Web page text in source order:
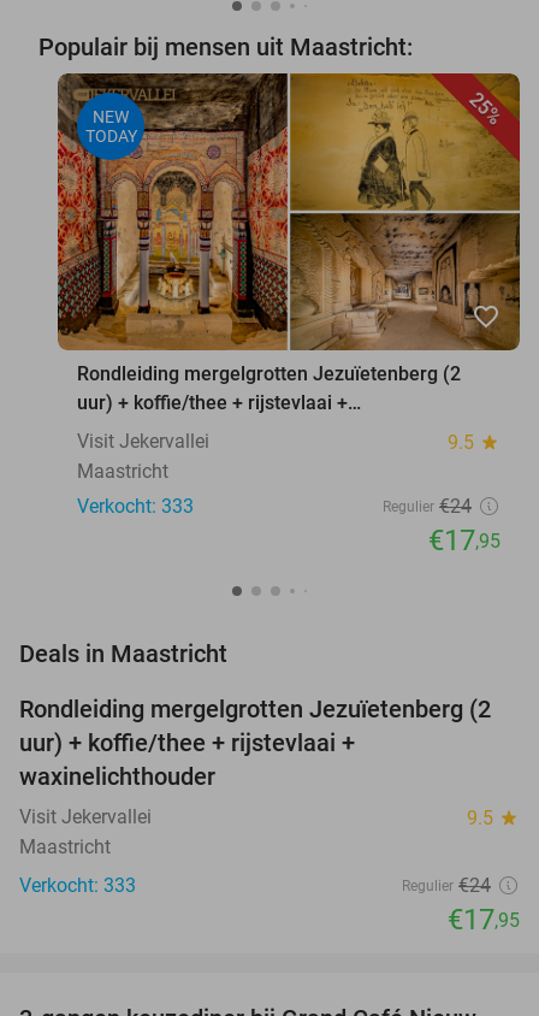
Populair bij mensen uit Maastricht:
25%
NEW
TODAY
favorite_border
Rondleiding mergelgrotten Jezuïetenberg (2
uur) + koffie/thee + rijstevlaai +
waxinelichthouder
Visit Jekervallei 9.5 star
Maastricht
Verkocht: 333
Regulier €24
€17,95
Deals in Maastricht
25%
TODAY
Rondleiding mergelgrotten Jezuïetenberg (2
uur) + koffie/thee + rijstevlaai +
waxinelichthouder
Visit Jekervallei 9.5 star
Maastricht
Verkocht: 333
Regulier €24
€17,95